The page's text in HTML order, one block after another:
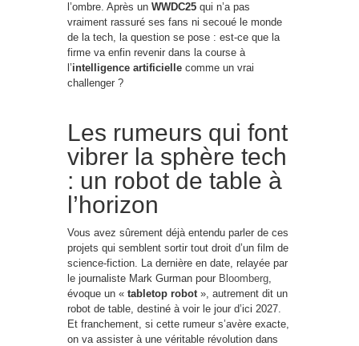
l’ombre. Après un WWDC25 qui n’a pas
vraiment rassuré ses fans ni secoué le monde
de la tech, la question se pose : est-ce que la
firme va enfin revenir dans la course à
l’intelligence artificielle comme un vrai
challenger ?
Les rumeurs qui font
vibrer la sphère tech
: un robot de table à
l’horizon
Vous avez sûrement déjà entendu parler de ces
projets qui semblent sortir tout droit d’un film de
science-fiction. La dernière en date, relayée par
le journaliste Mark Gurman pour Bloomberg,
évoque un « tabletop robot», autrement dit un
robot de table, destiné à voir le jour d’ici 2027.
Et franchement, si cette rumeur s’avère exacte,
on va assister à une véritable révolution dans